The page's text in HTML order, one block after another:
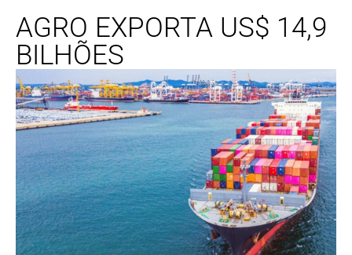
AGRO EXPORTA US$ 14,9
BILHÕES